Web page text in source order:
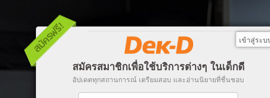
สมัครสมาชิกเพื่อใช้บริการต่างๆ ในเด็กดี
อัปเดตทุกสถานการณ์ เตรียมสอบ และอ่านนิยายที่ชื่นชอบ
เข้าสู่ระบ